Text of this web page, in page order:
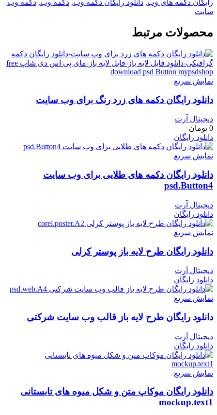
رایگان دکمه های وب, دانلود رایگان دکمه وب, دکمه وب, دکمه وب
سایت
محصولات مرتبط
نمایش سریع
دانلود رایگان دکمه های زرد رنگ برای وب سایت
دیجیتال آرت
0 تومان
دانلود رایگان
نمایش سریع
دانلود رایگان دکمه های طلایی برای وب سایت
psd.Button4
دیجیتال آرت
دانلود رایگان
نمایش سریع
دانلود رایگان طرح لایه باز پوستر کرلی
دیجیتال آرت
دانلود رایگان
نمایش سریع
دانلود رایگان طرح لایه باز قالب وب سایت شرکتی
دیجیتال آرت
دانلود رایگان
نمایش سریع
دانلود رایگان موکاپ متن و شکل میوه های تابستانی
mockup.text1